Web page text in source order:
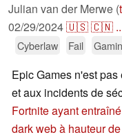
Julian van der Merwe (
02/29/2024🇺🇸🇨🇳
Cyberlaw Fail
Epic Games n'est
et aux incidents de
Fortnite ayant
dark web à hauteur